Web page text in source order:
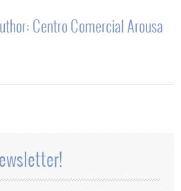
Centro Comercial Arousa